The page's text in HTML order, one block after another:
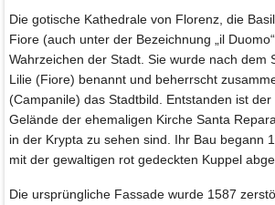
Die gotische Kathedrale von Florenz, die
Fiore (auch unter der Bezeichnung „il
Wahrzeichen der Stadt. Sie wurde nach dem
Lilie (Fiore) benannt und beherrscht
(Campanile) das Stadtbild. Entstanden ist der
Gelände der ehemaligen Kirche Santa
in der Krypta zu sehen sind. Ihr Bau begann
mit der gewaltigen rot gedeckten Kuppel
Die ursprüngliche Fassade wurde 1587